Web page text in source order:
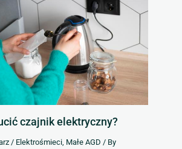
czajnik elektryczny?
/ Elektrośmieci, Małe AGD / By